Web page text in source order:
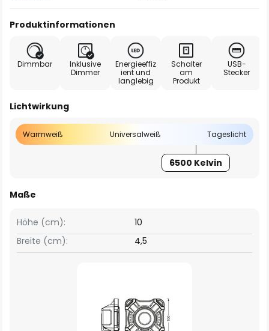
Produktinformationen
Dimmbar
Inklusive
Dimmer
Energieeffiz
ient und
langlebig
Schalter
am
Produkt
USB-
Stecker
Lichtwirkung
Warmweiß Universalweiß Tageslicht
6500 Kelvin
Maße
Breite (cm): 4,5
Höhe (cm): 10